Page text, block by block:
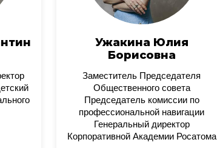
Ужакина Юлия
Борисовна
Заместитель Председателя
Общественного совета
Председатель комиссии по
профессиональной навигации
Генеральный директор
Корпоративной Академии Росатома